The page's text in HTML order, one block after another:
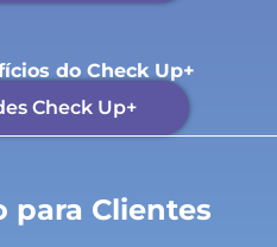
do Check Up+
Check Up+
Clientes